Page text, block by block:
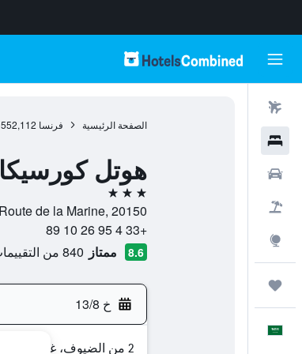
الصفحة الرئيسية فرنسا 552,112
هوتل كورسيكا
3 نجوم
Route de la Marine, 20150, بورتو, منطقة كورسيكا, فرنسا
+33 4 95 26 10 89
8.6 ممتاز 840 من التقييمات تم التحقق منها
خ 13/8
2 من الضيوف، غرفة واحدة